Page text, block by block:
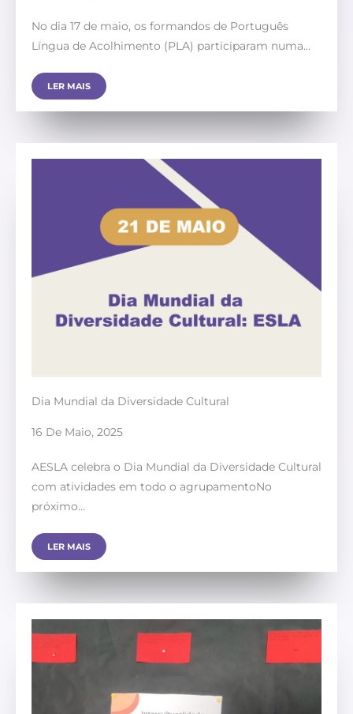
No dia 17 de maio, os formandos de Português
Língua de Acolhimento (PLA) participaram numa…
LER MAIS
Dia Mundial da Diversidade Cultural
16 De Maio, 2025
AESLA celebra o Dia Mundial da Diversidade Cultural
com atividades em todo o agrupamentoNo
próximo…
LER MAIS